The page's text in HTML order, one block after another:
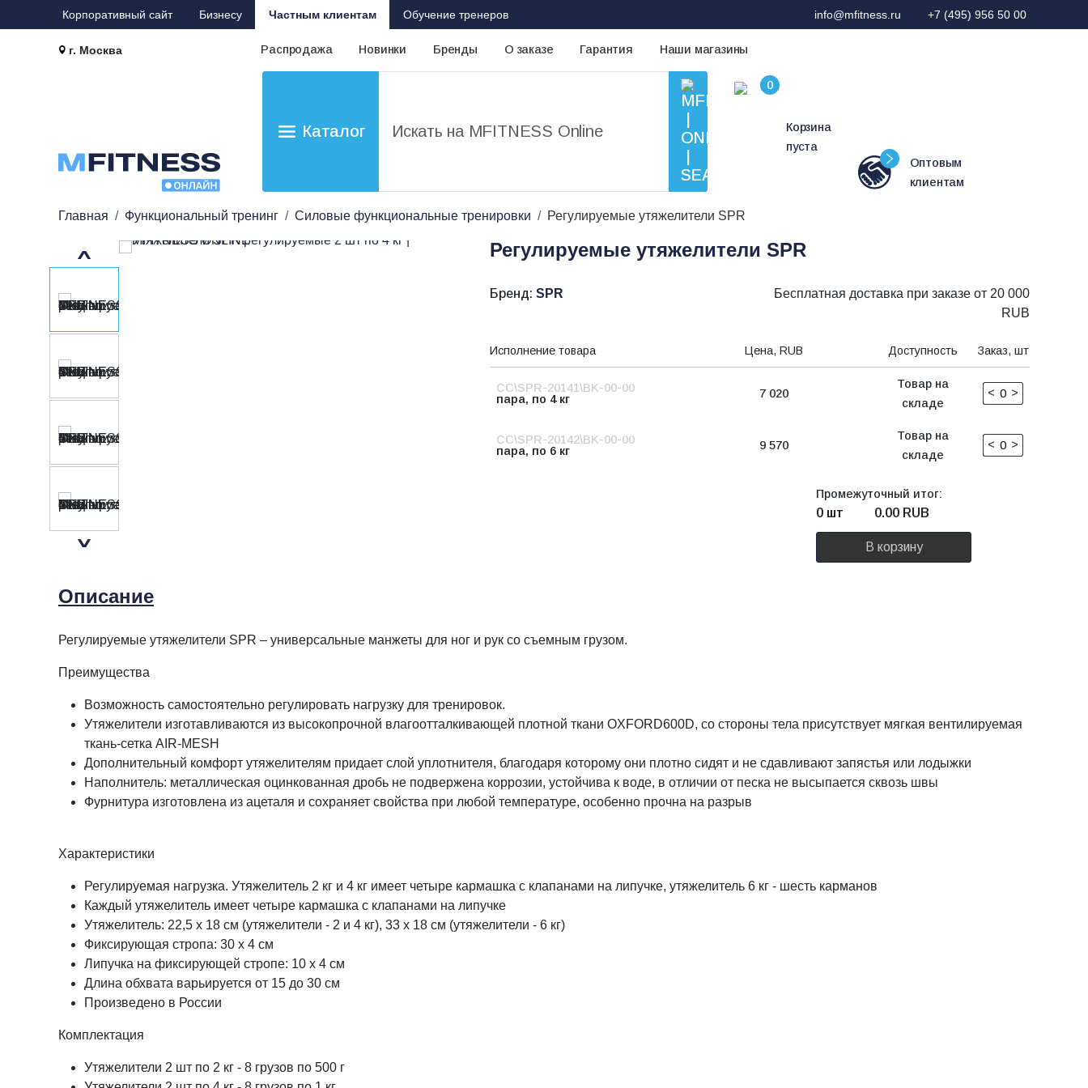
Корпоративный сайт Бизнесу Частным клиентам Обучение тренеров info@mfitness.ru +7 (495) 956 50 00
г. Москва Распродажа Новинки Бренды О заказе Гарантия Наши магазины
Каталог
Корзина
пуста
Оптовым
клиентам
Главная Функциональный тренинг Силовые функциональные тренировки Регулируемые утяжелители SPR
Регулируемые утяжелители SPR
Бренд: SPR
Бесплатная доставка при заказе от 20 000
RUB
Исполнение товара Цена, RUB Доступность Заказ, шт
СС\SPR-20141\BK-00-00
пара, по 4 кг
7 020
Товар на
складе
< >
СС\SPR-20142\BK-00-00
пара, по 6 кг
9 570
Товар на
складе
< >
Промежуточный итог:
0 шт 0.00 RUB
В корзину
Описание
Регулируемые утяжелители SPR – универсальные манжеты для ног и рук со съемным грузом.
Преимущества
Возможность самостоятельно регулировать нагрузку для тренировок.
Утяжелители изготавливаются из высокопрочной влагоотталкивающей плотной ткани OXFORD600D, со стороны тела присутствует мягкая вентилируемая
ткань-сетка AIR-MESH
Дополнительный комфорт утяжелителям придает слой уплотнителя, благодаря которому они плотно сидят и не сдавливают запястья или лодыжки
Наполнитель: металлическая оцинкованная дробь не подвержена коррозии, устойчива к воде, в отличии от песка не высыпается сквозь швы
Фурнитура изготовлена из ацеталя и сохраняет свойства при любой температуре, особенно прочна на разрыв
Характеристики
Регулируемая нагрузка. Утяжелитель 2 кг и 4 кг имеет четыре кармашка с клапанами на липучке, утяжелитель 6 кг - шесть карманов
Каждый утяжелитель имеет четыре кармашка с клапанами на липучке
Утяжелитель: 22,5 х 18 см (утяжелители - 2 и 4 кг), 33 х 18 см (утяжелители - 6 кг)
Фиксирующая стропа: 30 х 4 см
Липучка на фиксирующей стропе: 10 х 4 см
Длина обхвата варьируется от 15 до 30 см
Произведено в России
Комплектация
Утяжелители 2 шт по 2 кг - 8 грузов по 500 г